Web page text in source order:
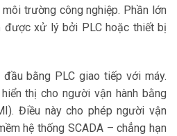
trường công nghiệp. Phần lớn
được xử lý bởi PLC hoặc thiết bị
bằng PLC giao tiếp với máy.
thị cho người vận hành bằng
Điều này cho phép người vận
hệ thống SCADA – chẳng hạn